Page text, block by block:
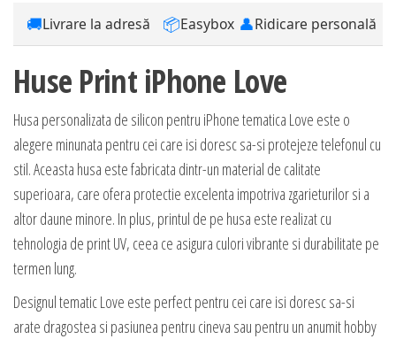
🚚Livrare la adresă 📦Easybox 👤Ridicare personală
Huse Print iPhone Love
Husa personalizata de silicon pentru iPhone tematica Love este o
alegere minunata pentru cei care isi doresc sa-si protejeze telefonul cu
stil. Aceasta husa este fabricata dintr-un material de calitate
superioara, care ofera protectie excelenta impotriva zgarieturilor si a
altor daune minore. In plus, printul de pe husa este realizat cu
tehnologia de print UV, ceea ce asigura culori vibrante si durabilitate pe
termen lung.
Designul tematic Love este perfect pentru cei care isi doresc sa-si
arate dragostea si pasiunea pentru cineva sau pentru un anumit hobby